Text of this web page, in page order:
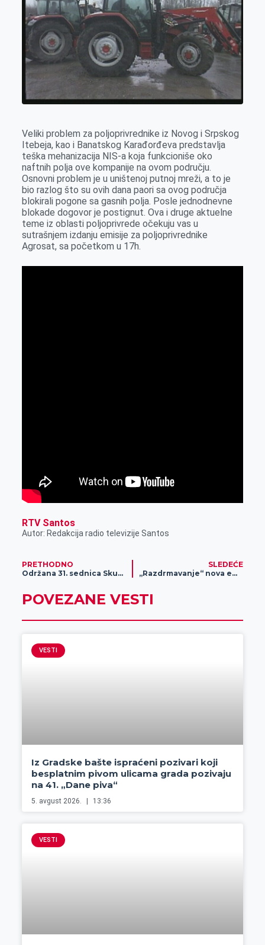
o
k
g
r
I
n
p
Veliki problem za poljoprivrednike iz Novog i Srpskog
Itebeja, kao i Banatskog Karađorđeva predstavlja
teška mehanizacija NIS-a koja funkcioniše oko
naftnih polja ove kompanije na ovom području.
Osnovni problem je u uništenoj putnoj mreži, a to je
bio razlog što su ovih dana paori sa ovog područja
blokirali pogone sa gasnih polja. Posle jednodnevne
blokade dogovor je postignut. Ova i druge aktuelne
teme iz oblasti poljoprivrede očekuju vas u
sutrašnjem izdanju emisije za poljoprivrednike
Agrosat, sa početkom u 17h.
RTV Santos
Autor: Redakcija radio televizije Santos
PRETHODNO
Održana 31. sednica Skupštine grada – Albulj podneo ostavku
SLEDEĆE
„Razdrmavanje“ nova emisija koja će vam vratiti osmeh na lice
POVEZANE VESTI
VESTI
Iz Gradske bašte ispraćeni pozivari koji
besplatnim pivom ulicama grada pozivaju
na 41. „Dane piva“
5. avgust 2026. 13:36
VESTI